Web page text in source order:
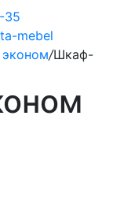
35
mebel
/Шкаф-